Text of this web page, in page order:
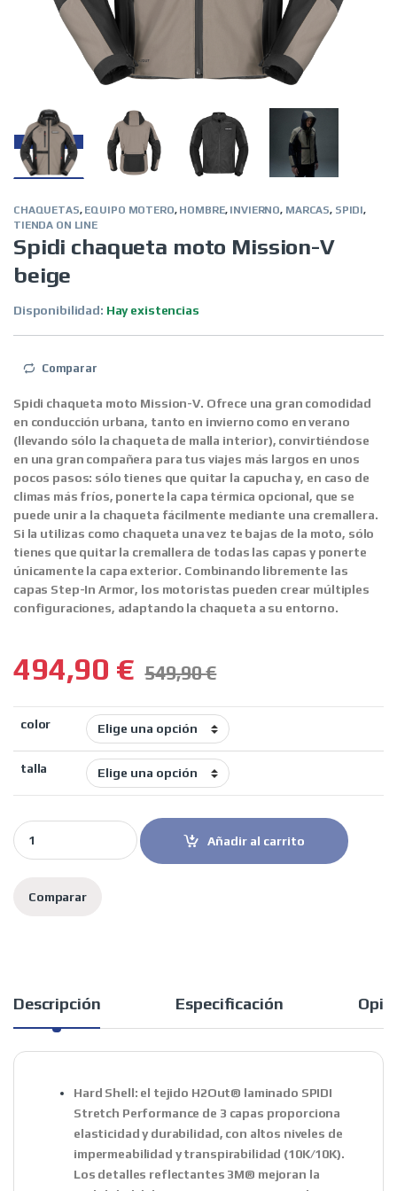
CHAQUETAS, EQUIPO MOTERO, HOMBRE, INVIERNO, MARCAS, SPIDI,
TIENDA ON LINE
Spidi chaqueta moto Mission-V
beige
Disponibilidad: Hay existencias
Comparar
Spidi chaqueta moto Mission-V. Ofrece una gran comodidad
en conducción urbana, tanto en invierno como en verano
(llevando sólo la chaqueta de malla interior), convirtiéndose
en una gran compañera para tus viajes más largos en unos
pocos pasos: sólo tienes que quitar la capucha y, en caso de
climas más fríos, ponerte la capa térmica opcional, que se
puede unir a la chaqueta fácilmente mediante una cremallera.
Si la utilizas como chaqueta una vez te bajas de la moto, sólo
tienes que quitar la cremallera de todas las capas y ponerte
únicamente la capa exterior. Combinando libremente las
capas Step-In Armor, los motoristas pueden crear múltiples
configuraciones, adaptando la chaqueta a su entorno.
494,90 € 549,90€
color
talla
Spidi chaqueta moto Mission-V beige quantity
Añadir al carrito
Comparar
Descripción Especificación
Hard Shell: el tejido H2Out® laminado SPIDI
Stretch Performance de 3 capas proporciona
elasticidad y durabilidad, con altos niveles de
impermeabilidad y transpirabilidad (10K/10K).
Los detalles reflectantes 3M® mejoran la